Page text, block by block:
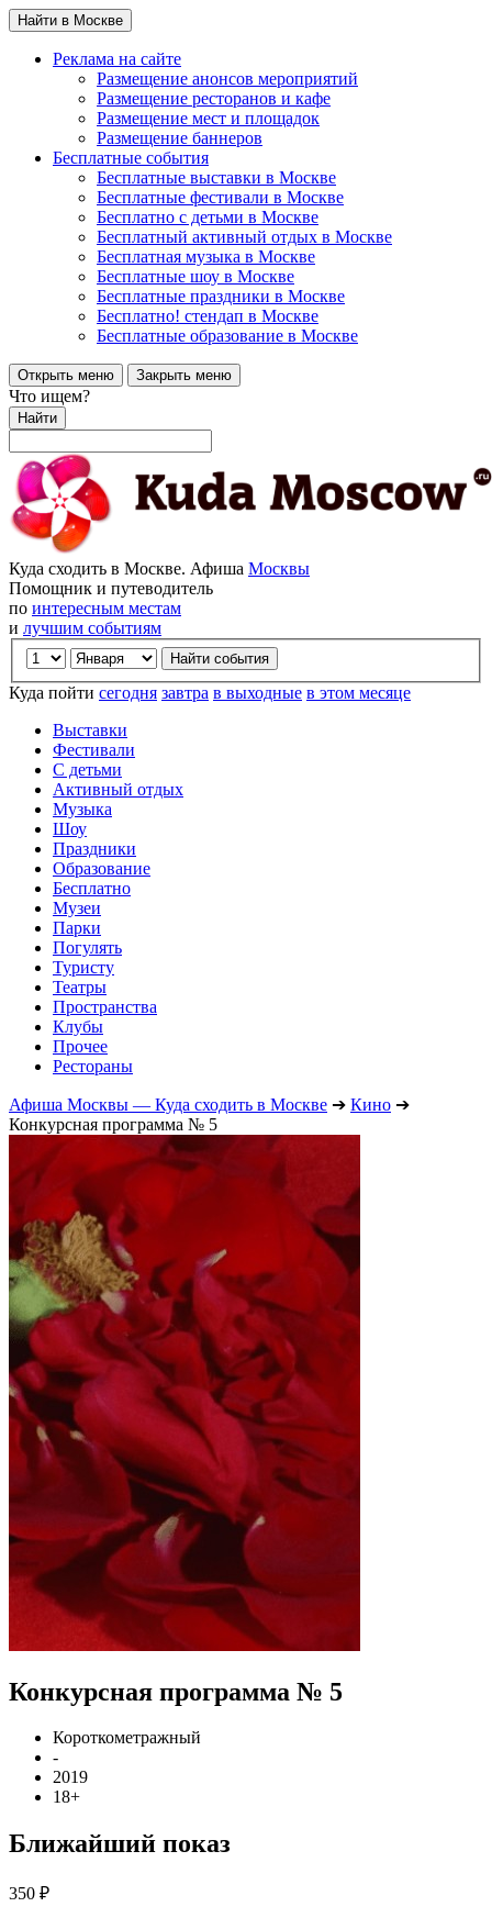
Найти в Москве
Реклама на сайте
Размещение анонсов мероприятий
Размещение ресторанов и кафе
Размещение мест и площадок
Размещение баннеров
Бесплатные события
Бесплатные выставки в Москве
Бесплатные фестивали в Москве
Бесплатно с детьми в Москве
Бесплатный активный отдых в Москве
Бесплатная музыка в Москве
Бесплатные шоу в Москве
Бесплатные праздники в Москве
Бесплатно! стендап в Москве
Бесплатные образование в Москве
Открыть меню Закрыть меню
Что ищем?
Найти
Куда сходить в Москве. Афиша Москвы
Помощник и путеводитель
по интересным местам
и лучшим событиям
Куда пойти сегодня завтра в выходные в этом месяце
Выставки
Фестивали
С детьми
Активный отдых
Музыка
Шоу
Праздники
Образование
Бесплатно
Музеи
Парки
Погулять
Туристу
Театры
Пространства
Клубы
Прочее
Рестораны
Афиша Москвы — Куда сходить в Москве ➔ Кино ➔
Конкурсная программа № 5
Конкурсная программа № 5
Короткометражный
-
2019
18+
Ближайший показ
350 ₽